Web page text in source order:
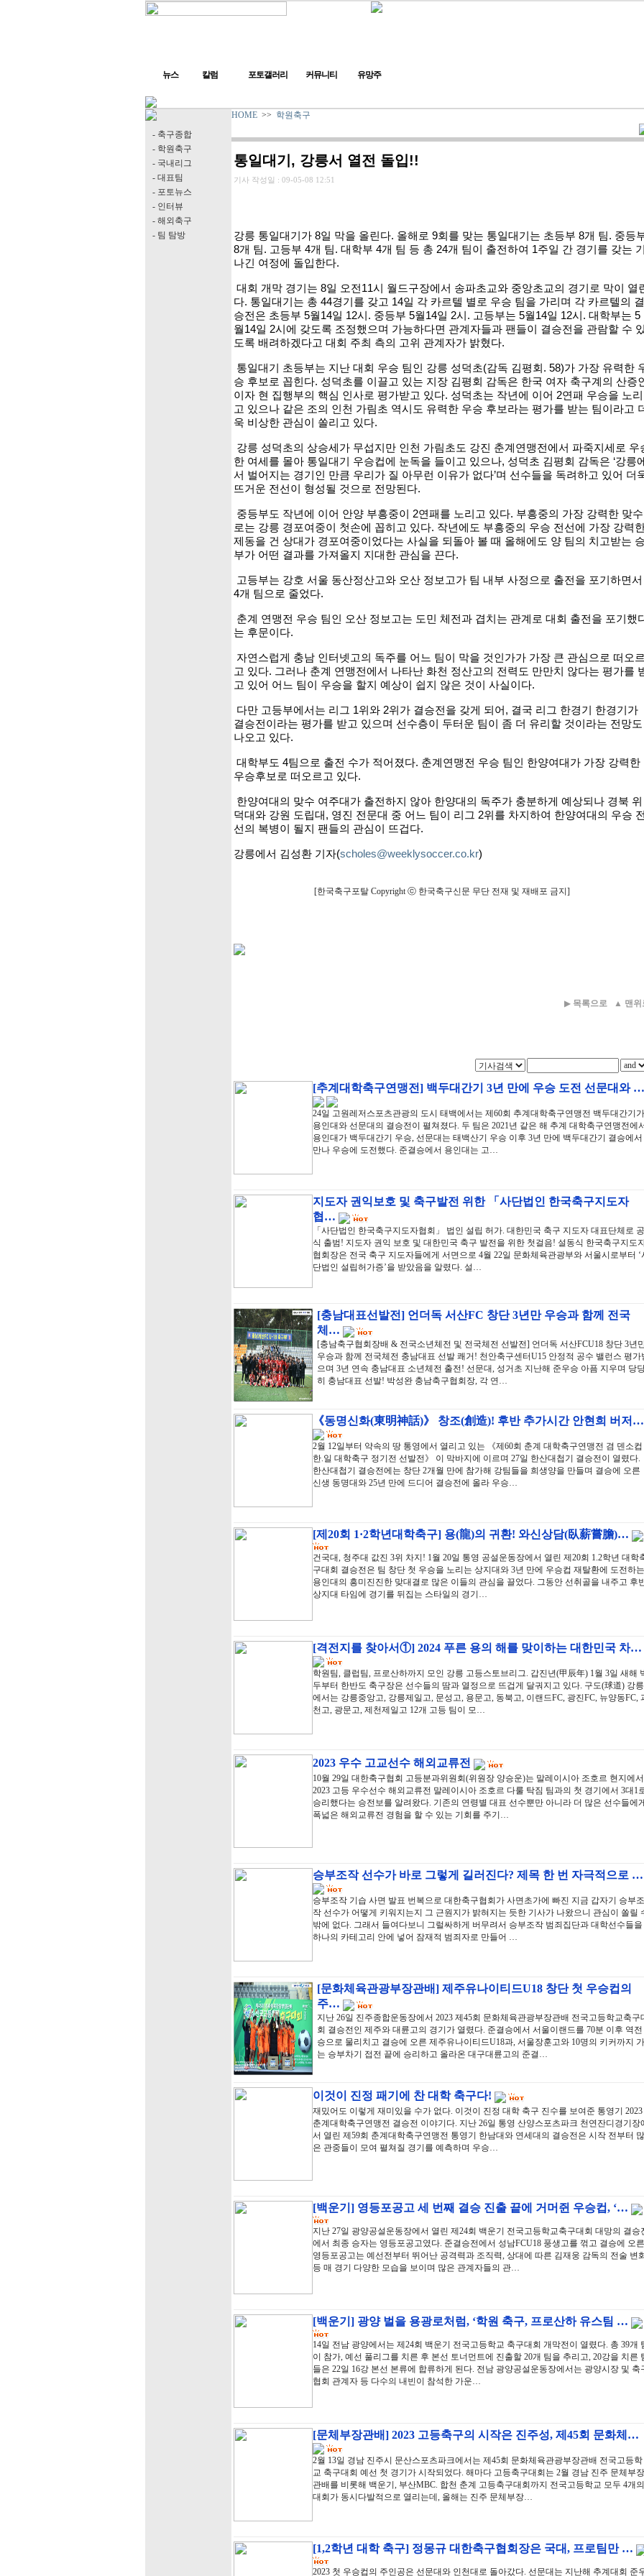
뉴스 칼럼 포토갤러리 커뮤니티 유망주
- 축구종합
- 학원축구
- 국내리그
- 대표팀
- 포토뉴스
- 인터뷰
- 해외축구
- 팀 탐방
HOME >> 학원축구
통일대기, 강릉서 열전 돌입!!
기사 작성일 : 09-05-08 12:51
강릉 통일대기가 8일 막을 올린다. 올해로 9회를 맞는 통일대기는 초등부 8개 팀. 중등
8개 팀. 고등부 4개 팀. 대학부 4개 팀 등 총 24개 팀이 출전하여 1주일 간 경기를 갖는 기
나긴 여정에 돌입한다.
대회 개막 경기는 8일 오전11시 월드구장에서 송파초교와 중앙초교의 경기로 막이 열
다. 통일대기는 총 44경기를 갖고 14일 각 카르텔 별로 우승 팀을 가리며 각 카르텔의 결
승전은 초등부 5월14일 12시. 중등부 5월14일 2시. 고등부는 5월14일 12시. 대학부는 5
월14일 2시에 갖도록 조정했으며 가능하다면 관계자들과 팬들이 결승전을 관람할 수 있
도록 배려하겠다고 대회 주최 측의 고위 관계자가 밝혔다.
통일대기 초등부는 지난 대회 우승 팀인 강릉 성덕초(감독 김평회. 58)가 가장 유력한
승 후보로 꼽힌다. 성덕초를 이끌고 있는 지장 김평회 감독은 한국 여자 축구계의 산증인
이자 현 집행부의 핵심 인사로 평가받고 있다. 성덕초는 작년에 이어 2연패 우승을 노리
고 있으나 같은 조의 인천 가림초 역시도 유력한 우승 후보라는 평가를 받는 팀이라고
욱 비상한 관심이 쏠리고 있다.
강릉 성덕초의 상승세가 무섭지만 인천 가림초도 강진 춘계연맹전에서 파죽지세로 우
한 여세를 몰아 통일대기 우승컵에 눈독을 들이고 있으나, 성덕초 김평회 감독은 ‘강릉에
서 벌어지는 경기인 만큼 우리가 질 아무런 이유가 없다’며 선수들을 독려하고 있어 더
뜨거운 전선이 형성될 것으로 전망된다.
중등부도 작년에 이어 안양 부흥중이 2연패를 노리고 있다. 부흥중의 가장 강력한 맞수
로는 강릉 경포여중이 첫손에 꼽히고 있다. 작년에도 부흥중의 우승 전선에 가장 강력
제동을 건 상대가 경포여중이었다는 사실을 되돌아 볼 때 올해에도 양 팀의 치고받는 승
부가 어떤 결과를 가져올지 지대한 관심을 끈다.
고등부는 강호 서울 동산정산고와 오산 정보고가 팀 내부 사정으로 출전을 포기하면서
4개 팀으로 줄었다.
춘계 연맹전 우승 팀인 오산 정보고는 도민 체전과 겹치는 관계로 대회 출전을 포기했
는 후문이다.
자연스럽게 충남 인터넷고의 독주를 어느 팀이 막을 것인가가 가장 큰 관심으로 떠오르
고 있다. 그러나 춘계 연맹전에서 나타난 화천 정산고의 전력도 만만치 않다는 평가를
고 있어 어느 팀이 우승을 할지 예상이 쉽지 않은 것이 사실이다.
다만 고등부에서는 리그 1위와 2위가 결승전을 갖게 되어, 결국 리그 한경기 한경기가
결승전이라는 평가를 받고 있으며 선수층이 두터운 팀이 좀 더 유리할 것이라는 전망도
나오고 있다.
대학부도 4팀으로 출전 수가 적어졌다. 춘계연맹전 우승 팀인 한양여대가 가장 강력한
우승후보로 떠오르고 있다.
한양여대의 맞수 여주대가 출전하지 않아 한양대의 독주가 충분하게 예상되나 경북 위
덕대와 강원 도립대, 영진 전문대 중 어느 팀이 리그 2위를 차지하여 한양여대의 우승 전
선의 복병이 될지 팬들의 관심이 뜨겁다.
강릉에서 김성환 기자(scholes@weeklysoccer.co.kr)
[한국축구포탈 Copyright ⓒ 한국축구신문 무단 전재 및 재배포 금지]
▶ 목록으로 ▲ 맨위
[추계대학축구연맹전] 백두대간기 3년 만에 우승 도전 선문대와 …
24일 고원레저스포츠관광의 도시 태백에서는 제60회 추계대학축구연맹전 백두대간기가
용인대와 선문대의 결승전이 펼쳐졌다. 두 팀은 2021년 같은 해 추계 대학축구연맹전에
용인대가 백두대간기 우승, 선문대는 태백산기 우승 이후 3년 만에 백두대간기 결승에서
만나 우승에 도전했다. 준결승에서 용인대는 고…
지도자 권익보호 및 축구발전 위한 「사단법인 한국축구지도자
협…
「사단법인 한국축구지도자협회」 법인 설립 허가. 대한민국 축구 지도자 대표단체로 공
식 출범! 지도자 권익 보호 및 대한민국 축구 발전을 위한 첫걸음! 설동식 한국축구지도
협회장은 전국 축구 지도자들에게 서면으로 4월 22일 문화체육관광부와 서울시로부터 ‘
단법인 설립허가증’을 받았음을 알렸다. 설…
[충남대표선발전] 언더독 서산FC 창단 3년만 우승과 함께 전국
체…
[충남축구협회장배 & 전국소년체전 및 전국체전 선발전] 언더독 서산FCU18 창단 3년
우승과 함께 전국체전 충남대표 선발 쾌거! 천안축구센터U15 안정적 공수 밸런스 평가
으며 3년 연속 충남대표 소년체전 출전! 선문대, 성거초 지난해 준우승 아픔 지우며 당
히 충남대표 선발! 박성완 충남축구협회장, 각 연…
《동명신화(東明神話)》 창조(創造)! 후반 추가시간 안현희 버저…
2월 12일부터 약속의 땅 통영에서 열리고 있는 《제60회 춘계 대학축구연맹전 겸 덴소컵
한.일 대학축구 정기전 선발전》 이 막바지에 이르며 27일 한산대첩기 결승전이 열렸다.
한산대첩기 결승전에는 창단 2개월 만에 참가해 강팀들을 희생양을 만들며 결승에 오른
신생 동명대와 25년 만에 드디어 결승전에 올라 우승…
[제20회 1·2학년대학축구] 용(龍)의 귀환! 와신상담(臥薪嘗膽)…
건국대, 청주대 값진 3위 차지! 1월 20일 통영 공설운동장에서 열린 제20회 1.2학년 대학
구대회 결승전은 팀 창단 첫 우승을 노리는 상지대와 3년 만에 우승컵 재탈환에 도전하는
용인대의 흥미진진한 맞대결로 많은 이들의 관심을 끌었다. 그동안 선취골을 내주고 후
상지대 타임에 경기를 뒤집는 스타일의 경기…
[격전지를 찾아서①] 2024 푸른 용의 해를 맞이하는 대한민국 차…
학원팀, 클럽팀, 프로산하까지 모인 강릉 고등스토브리그. 갑진년(甲辰年) 1월 3일 새해
두부터 한반도 축구장은 선수들의 땀과 열정으로 뜨겁게 달궈지고 있다. 구도(球道) 강릉
에서는 강릉중앙고, 강릉제일고, 문성고, 용문고, 동북고, 이랜드FC, 광진FC, 뉴양동FC,
천고, 광문고, 제천제일고 12개 고등 팀이 모…
2023 우수 고교선수 해외교류전
10월 29일 대한축구협회 고등분과위원회(위원장 양승운)는 말레이시아 조호르 현지에서
2023 고등 우수선수 해외교류전 말레이시아 조호르 다룰 탁짐 팀과의 첫 경기에서 3대1
승리했다는 승전보를 알려왔다. 기존의 연령별 대표 선수뿐만 아니라 더 많은 선수들에게
폭넓은 해외교류전 경험을 할 수 있는 기회를 주기…
승부조작 선수가 바로 그렇게 길러진다? 제목 한 번 자극적으로 …
승부조작 기습 사면 발표 번복으로 대한축구협회가 사면초가에 빠진 지금 갑자기 승부조
작 선수가 어떻게 키워지는지 그 근원지가 밝혀지는 듯한 기사가 나왔으니 관심이 쏠릴
밖에 없다. 그래서 들여다보니 그럴싸하게 버무려서 승부조작 범죄집단과 대학선수들을
하나의 카테고리 안에 넣어 잠재적 범죄자로 만들어 …
[문화체육관광부장관배] 제주유나이티드U18 창단 첫 우승컵의
주…
지난 26일 진주종합운동장에서 2023 제45회 문화체육관광부장관배 전국고등학교축구
회 결승전인 제주와 대륜고의 경기가 열렸다. 준결승에서 서울이랜드를 70분 이후 역전
승으로 물리치고 결승에 오른 제주유나이티드U18과, 서울장훈고와 10명의 키커까지 가
는 승부차기 접전 끝에 승리하고 올라온 대구대륜고의 준결…
이것이 진정 패기에 찬 대학 축구다!
재밌어도 이렇게 재미있을 수가 없다. 이것이 진정 대학 축구 진수를 보여준 통영기 2023
춘계대학축구연맹전 결승전 이야기다. 지난 26일 통영 산양스포츠파크 천연잔디경기장
서 열린 제59회 춘계대학축구연맹전 통영기 한남대와 연세대의 결승전은 시작 전부터 많
은 관중들이 모여 펼쳐질 경기를 예측하며 우승…
[백운기] 영등포공고 세 번째 결승 진출 끝에 거머쥔 우승컵, ‘…
지난 27일 광양공설운동장에서 열린 제24회 백운기 전국고등학교축구대회 대망의 결승
에서 최종 승자는 영등포공고였다. 준결승전에서 성남FCU18 풍생고를 꺾고 결승에 오른
영등포공고는 예선전부터 뛰어난 공격력과 조직력, 상대에 따른 김재웅 감독의 전술 변
등 매 경기 다양한 모습을 보이며 많은 관계자들의 관…
[백운기] 광양 벌을 용광로처럼, ‘학원 축구, 프로산하 유스팀 …
14일 전남 광양에서는 제24회 백운기 전국고등학교 축구대회 개막전이 열렸다. 총 39개
이 참가, 예선 풀리그를 치른 후 본선 토너먼트에 진출할 20개 팀을 추리고, 20강을 치른
들은 22일 16강 본선 본류에 합류하게 된다. 전남 광양공설운동장에서는 광양시장 및 축
협회 관계자 등 다수의 내빈이 참석한 가운…
[문체부장관배] 2023 고등축구의 시작은 진주성, 제45회 문화체…
2월 13일 경남 진주시 문산스포츠파크에서는 제45회 문화체육관광부장관배 전국고등학
교 축구대회 예선 첫 경기가 시작되었다. 해마다 고등축구대회는 2월 경남 진주 문체부장
관배를 비롯해 백운기, 부산MBC. 합천 춘계 고등축구대회까지 전국고등학교 모두 4개의
대회가 동시다발적으로 열리는데, 올해는 진주 문체부장…
[1,2학년 대학 축구] 정몽규 대한축구협회장은 국대, 프로팀만 …
2023 첫 우승컵의 주인공은 선문대와 인천대로 돌아갔다. 선문대는 지난해 추계대회 준